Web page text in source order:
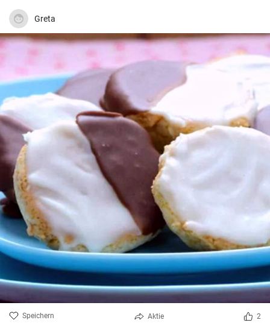
Parmesan serviert. Malfatti bedeutet unperfekt auf deutsch.
Greta
Speichern Aktie 2